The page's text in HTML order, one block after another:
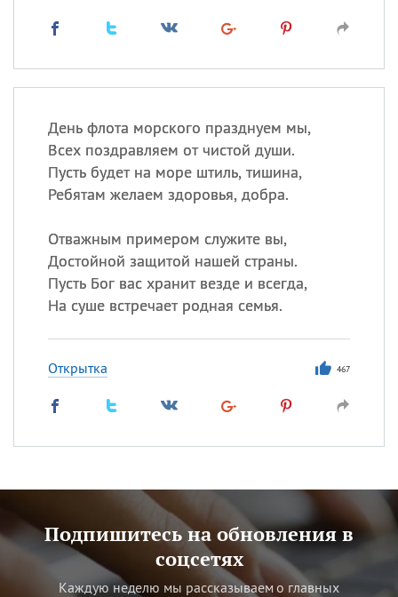
День флота морского празднуем мы,
Всех поздравляем от чистой души.
Пусть будет на море штиль, тишина,
Ребятам желаем здоровья, добра.
Отважным примером служите вы,
Достойной защитой нашей страны.
Пусть Бог вас хранит везде и всегда,
На суше встречает родная семья.
Открытка 467
Подпишитесь на обновления в
соцсетях
Каждую неделю мы рассказываем о главных